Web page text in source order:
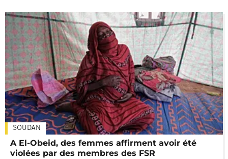
SOUDAN
A El-Obeid, des femmes affirment avoir été
violées par des membres des FSR